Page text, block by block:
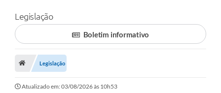
Legislativo
Proposições
Legislação
Legislação
Boletim informativo
Legislação
Atualizado em: 03/08/2026 às 10h53